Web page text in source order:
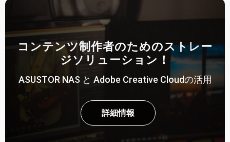
コンテンツ制作者のためのストレー
ジソリューション！
ASUSTOR NAS と Adobe Creative Cloudの活用
詳細情報